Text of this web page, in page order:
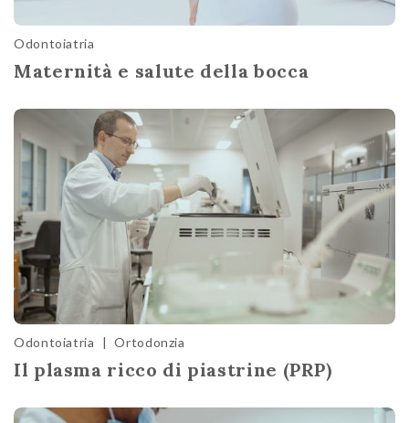
Odontoiatria
Maternità e salute della bocca
Odontoiatria | Ortodonzia
Il plasma ricco di piastrine (PRP)